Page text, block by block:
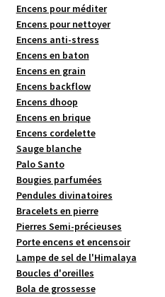
Encens pour méditer
Encens pour nettoyer
Encens anti-stress
Encens en baton
Encens en grain
Encens backflow
Encens dhoop
Encens en brique
Encens cordelette
Sauge blanche
Palo Santo
Bougies parfumées
Pendules divinatoires
Bracelets en pierre
Pierres Semi-précieuses
Porte encens et encensoir
Lampe de sel de l'Himalaya
Boucles d'oreilles
Bola de grossesse